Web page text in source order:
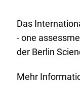
Das
- one
der Berlin
Mehr